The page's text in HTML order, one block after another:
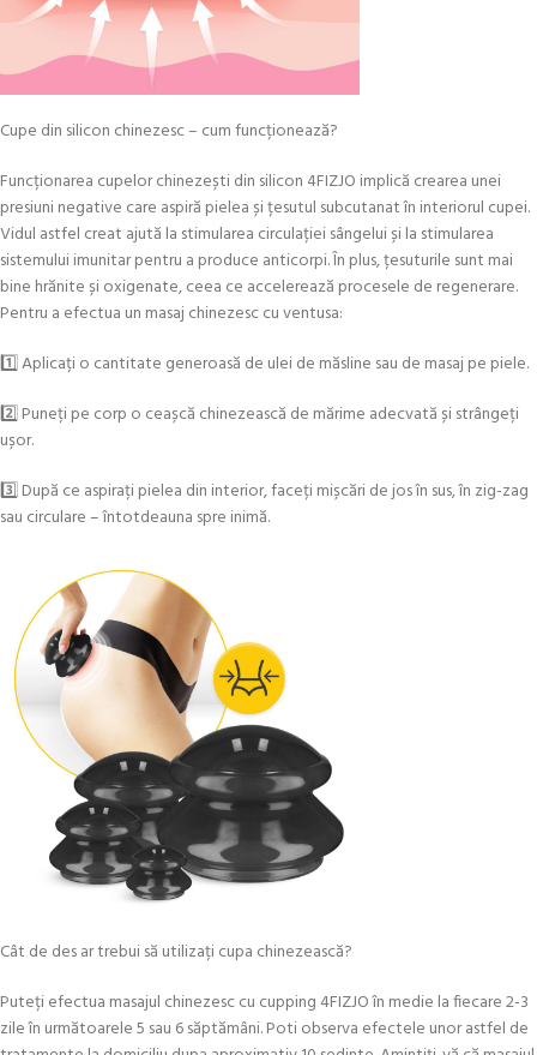
Cupe din silicon chinezesc – cum funcționează?
Funcționarea cupelor chinezești din silicon 4FIZJO implică crearea unei
presiuni negative care aspiră pielea și țesutul subcutanat în interiorul cupei.
Vidul astfel creat ajută la stimularea circulației sângelui și la stimularea
sistemului imunitar pentru a produce anticorpi. În plus, țesuturile sunt mai
bine hrănite și oxigenate, ceea ce accelerează procesele de regenerare.
Pentru a efectua un masaj chinezesc cu ventusa:
1️⃣ Aplicați o cantitate generoasă de ulei de măsline sau de masaj pe piele.
2️⃣ Puneți pe corp o ceașcă chinezească de mărime adecvată și strângeți
ușor.
3️⃣ După ce aspirați pielea din interior, faceți mișcări de jos în sus, în zig-zag
sau circulare – întotdeauna spre inimă.
Cât de des ar trebui să utilizați cupa chinezească?
Puteți efectua masajul chinezesc cu cupping 4FIZJO în medie la fiecare 2-3
zile în următoarele 5 sau 6 săptămâni. Poti observa efectele unor astfel de